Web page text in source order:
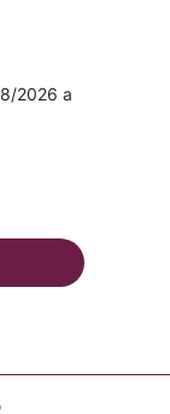
2026 a